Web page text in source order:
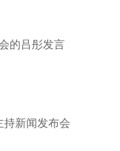
的吕彤发言
持新闻发布会